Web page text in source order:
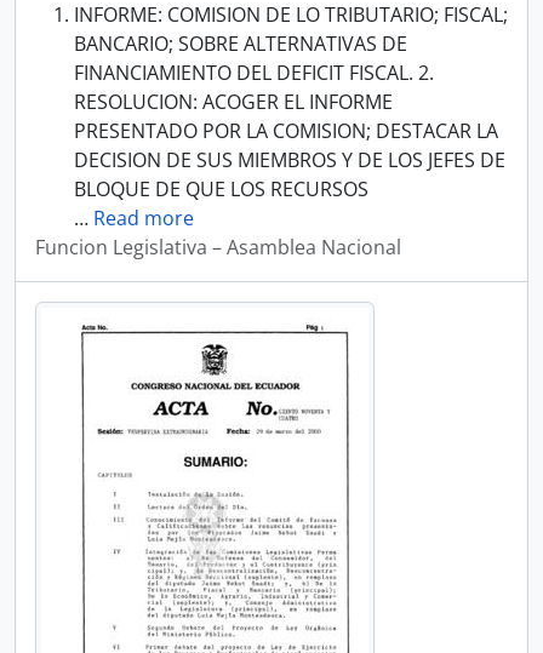
INFORME: COMISION DE LO TRIBUTARIO; FISCAL;
BANCARIO; SOBRE ALTERNATIVAS DE
FINANCIAMIENTO DEL DEFICIT FISCAL. 2.
RESOLUCION: ACOGER EL INFORME
PRESENTADO POR LA COMISION; DESTACAR LA
DECISION DE SUS MIEMBROS Y DE LOS JEFES DE
BLOQUE DE QUE LOS RECURSOS
… Read more
Funcion Legislativa – Asamblea Nacional